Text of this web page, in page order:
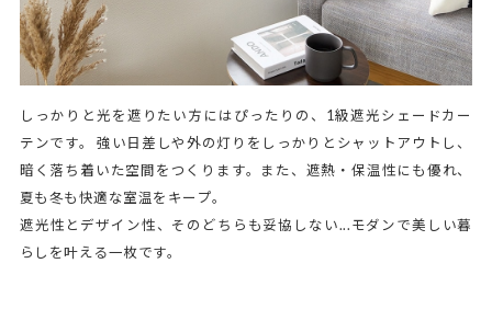
しっかりと光を遮りたい方にはぴったりの、1級遮光シェードカー
テンです。 強い日差しや外の灯りをしっかりとシャットアウトし、
暗く落ち着いた空間をつくります。また、遮熱・保温性にも優れ、
夏も冬も快適な室温をキープ。
遮光性とデザイン性、そのどちらも妥協しない...モダンで美しい暮
らしを叶える一枚です。